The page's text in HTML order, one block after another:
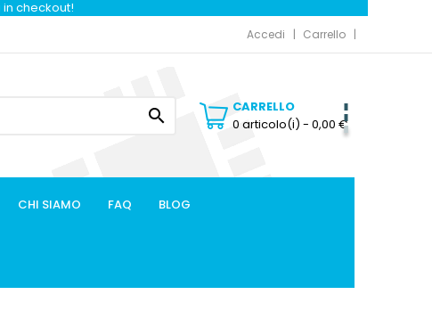
checkout!
Accedi Carrello

CARRELLO
0 articolo(i) - 0,00 €
CHI SIAMO FAQ BLOG